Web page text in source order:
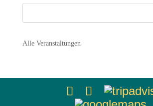
Alle Veranstaltungen